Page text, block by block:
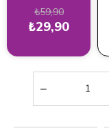
₺59,90
₺29,90